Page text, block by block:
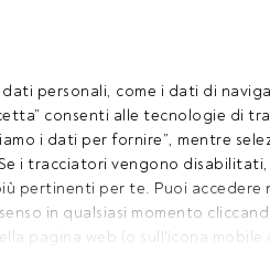
personali, come i dati di
consenti alle tecnologie di
i dati per fornire”, mentre
i tracciatori vengono
pertinenti per te. Puoi accedere
in qualsiasi momento
pagina web (o sull'icona mobile
un account, ti invitiamo a
ha da offrire.
Chi Siamo